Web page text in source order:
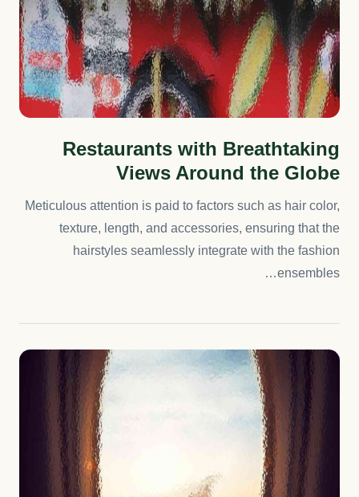
Restaurants with Breathtaking
Views Around the Globe
Meticulous attention is paid to factors such as hair color,
texture, length, and accessories, ensuring that the
hairstyles seamlessly integrate with the fashion
ensembles…